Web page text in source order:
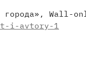
города», Wall-
i-avtory-1